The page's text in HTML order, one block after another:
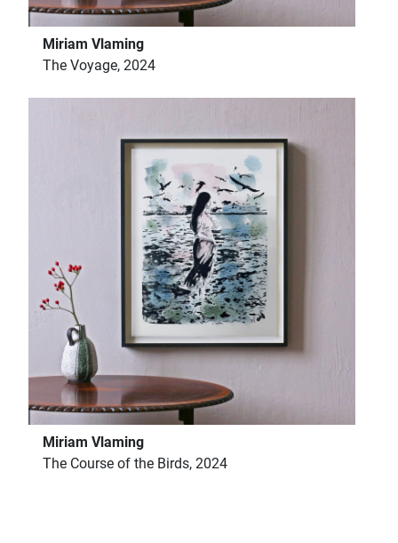
Miriam Vlaming
The Voyage, 2024
Miriam Vlaming
The Course of the Birds, 2024